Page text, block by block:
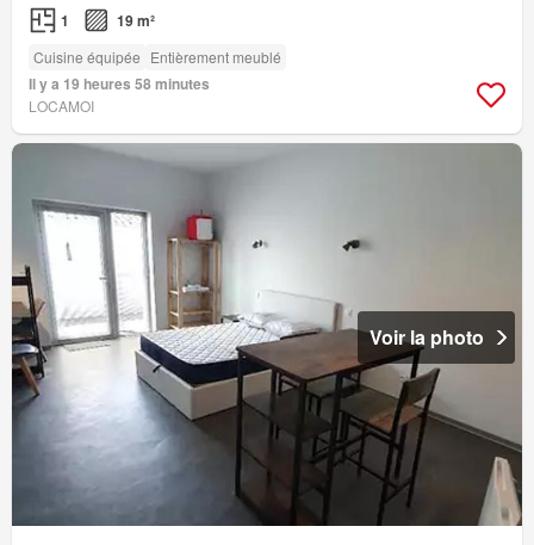
1 19 m²
Cuisine équipée Entièrement meublé
Il y a 19 heures 58 minutes
LOCAMOI
Voir la photo